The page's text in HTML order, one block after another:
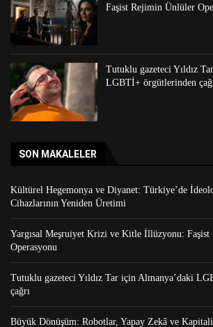
Faşist Rejimin Ünlüler
Tutuklu gazeteci Yıldız
LGBTİ+ örgütlerinden
SON MAKALELER
Kültürel Hegemonya ve Diyanet: Türkiye’de
Cihazlarının Yeniden Üretimi
Yargısal Meşruiyet Krizi ve Kitle İllüzyonu:
Operasyonu
Tutuklu gazeteci Yıldız Tar için Almanya’daki
çağrı
Büyük Dönüşüm: Robotlar, Yapay Zekâ ve